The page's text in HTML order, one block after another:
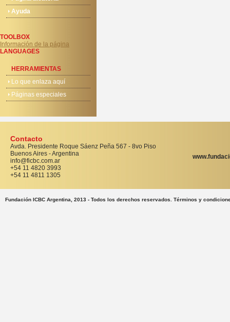
Ayuda
TOOLBOX
Información de la página
LANGUAGES
HERRAMIENTAS
Lo que enlaza aquí
Páginas especiales
Contacto
Avda. Presidente Roque Sáenz Peña 567 - 8vo Piso
Buenos Aires - Argentina
info@ficbc.com.ar
+54 11 4820 3993
+54 11 4811 1305
Fundación ICBC Argentina, 2013 - Todos los derechos reservados. Términos y